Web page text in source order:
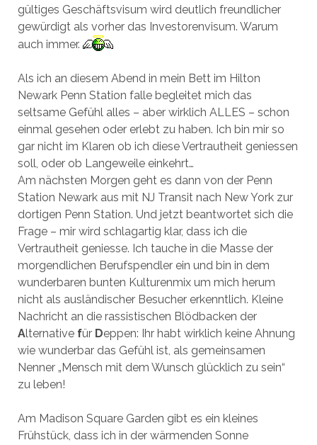
gültiges Geschäftsvisum wird deutlich freundlicher
gewürdigt als vorher das Investorenvisum. Warum
auch immer.
Als ich an diesem Abend in mein Bett im Hilton
Newark Penn Station falle begleitet mich das
seltsame Gefühl alles – aber wirklich ALLES – schon
einmal gesehen oder erlebt zu haben. Ich bin mir so
gar nicht im Klaren ob ich diese Vertrautheit geniessen
soll, oder ob Langeweile einkehrt…
Am nächsten Morgen geht es dann von der Penn
Station Newark aus mit NJ Transit nach New York zur
dortigen Penn Station. Und jetzt beantwortet sich die
Frage – mir wird schlagartig klar, dass ich die
Vertrautheit geniesse. Ich tauche in die Masse der
morgendlichen Berufspendler ein und bin in dem
wunderbaren bunten Kulturenmix um mich herum
nicht als ausländischer Besucher erkenntlich. Kleine
Nachricht an die rassistischen Blödbacken der
Alternative für Deppen: Ihr habt wirklich keine Ahnung
wie wunderbar das Gefühl ist, als gemeinsamen
Nenner „Mensch mit dem Wunsch glücklich zu sein“
zu leben!
Am Madison Square Garden gibt es ein kleines
Frühstück, dass ich in der wärmenden Sonne